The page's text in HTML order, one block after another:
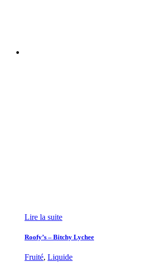
Lire la suite
Roofy’s – Bitchy Lychee
Fruité, Liquide